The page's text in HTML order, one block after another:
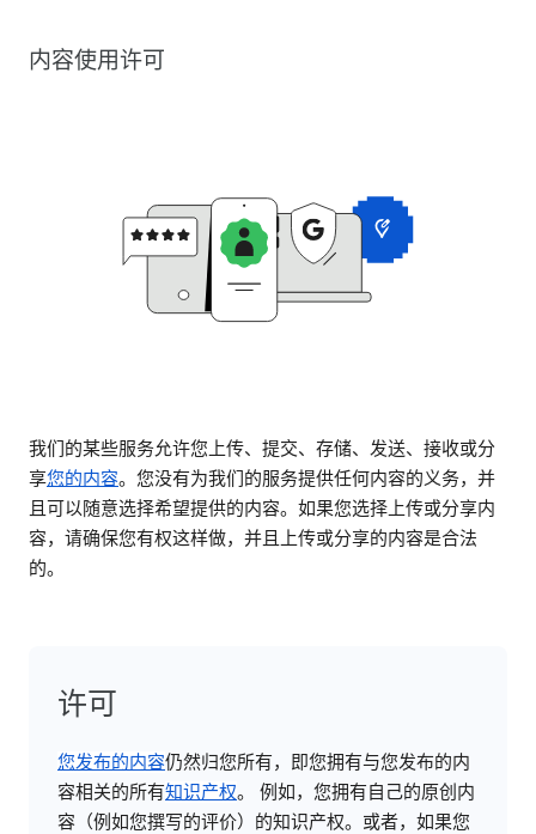
内容使用许可
我们的某些服务允许您上传、提交、存储、发送、接收或分
享您的内容。您没有为我们的服务提供任何内容的义务，并
且可以随意选择希望提供的内容。如果您选择上传或分享内
容，请确保您有权这样做，并且上传或分享的内容是合法
的。
许可
您发布的内容仍然归您所有，即您拥有与您发布的内
容相关的所有知识产权。 例如，您拥有自己的原创内
容（例如您撰写的评价）的知识产权。或者，如果您